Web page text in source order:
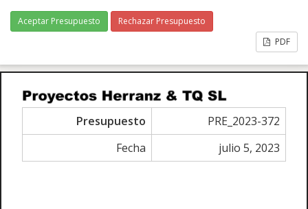
Aceptar Presupuesto
Rechazar Presupuesto
PDF
Presupuesto
PRE_2023-372
Fecha
julio 5, 2023